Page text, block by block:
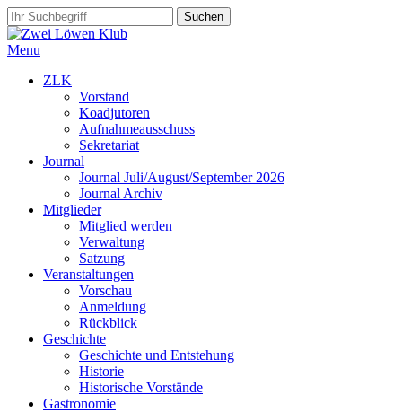
Menu
ZLK
Vorstand
Koadjutoren
Aufnahmeausschuss
Sekretariat
Journal
Journal Juli/August/September 2026
Journal Archiv
Mitglieder
Mitglied werden
Verwaltung
Satzung
Veranstaltungen
Vorschau
Anmeldung
Rückblick
Geschichte
Geschichte und Entstehung
Historie
Historische Vorstände
Gastronomie